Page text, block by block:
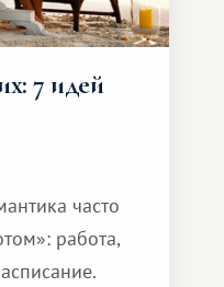
7 идей
часто
работа,